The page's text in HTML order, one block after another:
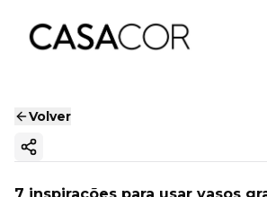
Volver
Copiar enlace